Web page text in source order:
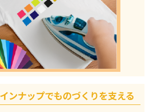
ンナップでものづくりを支える